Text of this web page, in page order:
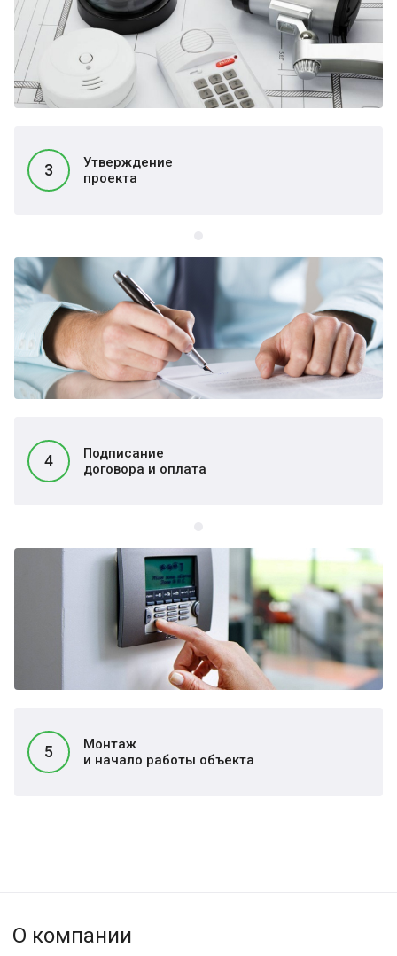
3
Утверждение
проекта
4
Подписание
договора и оплата
5
Монтаж
и начало работы объекта
О компании